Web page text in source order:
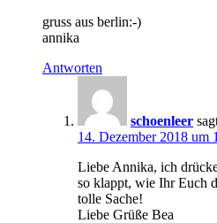
gruss aus berlin:-)
annika
Antworten
schoenleer
14. Dezember 2018 um
Liebe Annika, ich
so klappt, wie Ihr Euch
tolle Sache!
Liebe Grüße Bea